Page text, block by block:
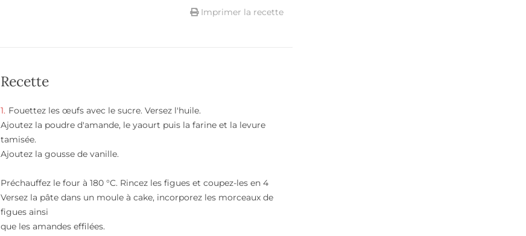
Imprimer la recette
Recette
Fouettez les œufs avec le sucre. Versez l'huile.
Ajoutez la poudre d'amande, le yaourt puis la farine et la levure
tamisée.
Ajoutez la gousse de vanille.
Préchauffez le four à 180 °C. Rincez les figues et coupez-les en 4
Versez la pâte dans un moule à cake, incorporez les morceaux de
figues ainsi
que les amandes effilées.